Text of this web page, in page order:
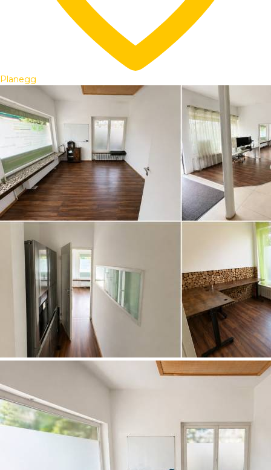
Planegg